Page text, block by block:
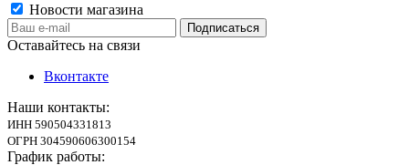
Новости магазина
Оставайтесь на связи
Вконтакте
Наши контакты:
ИНН 590504331813
ОГРН 304590606300154
График работы: